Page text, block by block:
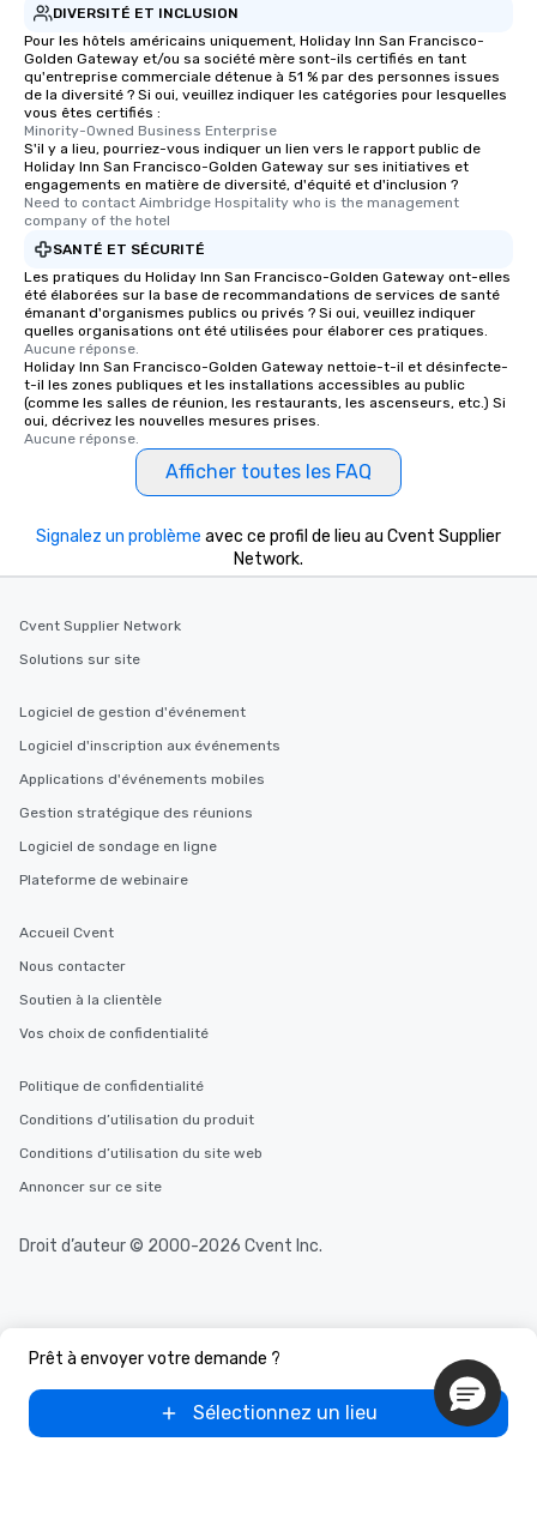
DIVERSITÉ ET INCLUSION
Pour les hôtels américains uniquement, Holiday Inn San Francisco-
Golden Gateway et/ou sa société mère sont-ils certifiés en tant
qu'entreprise commerciale détenue à 51 % par des personnes issues
de la diversité ? Si oui, veuillez indiquer les catégories pour lesquelles
vous êtes certifiés :
Minority-Owned Business Enterprise
S'il y a lieu, pourriez-vous indiquer un lien vers le rapport public de
Holiday Inn San Francisco-Golden Gateway sur ses initiatives et
engagements en matière de diversité, d'équité et d'inclusion ?
Need to contact Aimbridge Hospitality who is the management
company of the hotel
SANTÉ ET SÉCURITÉ
Les pratiques du Holiday Inn San Francisco-Golden Gateway ont-elles
été élaborées sur la base de recommandations de services de santé
émanant d'organismes publics ou privés ? Si oui, veuillez indiquer
quelles organisations ont été utilisées pour élaborer ces pratiques.
Aucune réponse.
Holiday Inn San Francisco-Golden Gateway nettoie-t-il et désinfecte-
t-il les zones publiques et les installations accessibles au public
(comme les salles de réunion, les restaurants, les ascenseurs, etc.) Si
oui, décrivez les nouvelles mesures prises.
Aucune réponse.
Afficher toutes les FAQ
Prêt à envoyer votre demande ?
Sélectionnez un lieu
Signalez un problème avec ce profil de lieu au Cvent Supplier
Network.
Cvent Supplier Network
Solutions sur site
Logiciel de gestion d'événement
Logiciel d'inscription aux événements
Applications d'événements mobiles
Gestion stratégique des réunions
Logiciel de sondage en ligne
Plateforme de webinaire
Accueil Cvent
Nous contacter
Soutien à la clientèle
Vos choix de confidentialité
Politique de confidentialité
Conditions d’utilisation du produit
Conditions d’utilisation du site web
Annoncer sur ce site
Droit d’auteur © 2000-2026 Cvent Inc.